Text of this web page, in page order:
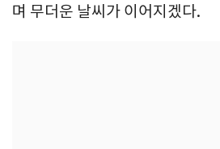
며 무더운 날씨가 이어지겠다.